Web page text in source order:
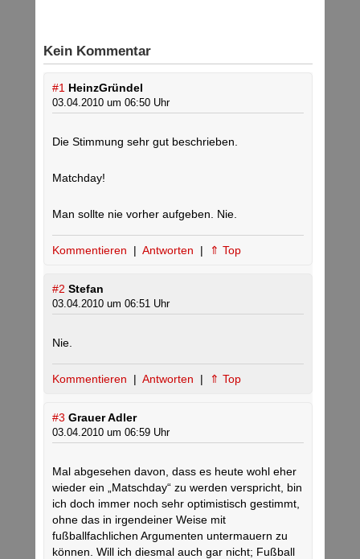
Kein Kommentar
#1 HeinzGründel
03.04.2010 um 06:50 Uhr
Die Stimmung sehr gut beschrieben.
Matchday!
Man sollte nie vorher aufgeben. Nie.
Kommentieren | Antworten | ⇑ Top
#2 Stefan
03.04.2010 um 06:51 Uhr
Nie.
Kommentieren | Antworten | ⇑ Top
#3 Grauer Adler
03.04.2010 um 06:59 Uhr
Mal abgesehen davon, dass es heute wohl eher
wieder ein „Matschday“ zu werden verspricht, bin
ich doch immer noch sehr optimistisch gestimmt,
ohne das in irgendeiner Weise mit
fußballfachlichen Argumenten untermauern zu
können. Will ich diesmal auch gar nicht; Fußball